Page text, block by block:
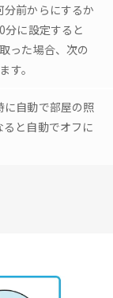
分前からにするか
分に設定すると
った場合、次の
す。
に自動で部屋の照
と自動でオフに